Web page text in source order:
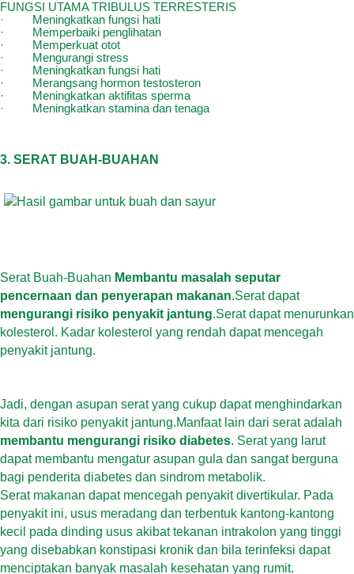
FUNGSI UTAMA TRIBULUS TERRESTERIS
·
Meningkatkan fungsi hati
·
Memperbaiki penglihatan
·
Memperkuat otot
·
Mengurangi stress
·
Meningkatkan fungsi hati
·
Merangsang hormon testosteron
·
Meningkatkan aktifitas sperma
·
Meningkatkan stamina dan tenaga
3. SERAT BUAH-BUAHAN
Serat Buah-Buahan Membantu masalah seputar
pencernaan dan penyerapan makanan.Serat dapat
mengurangi risiko penyakit jantung.Serat dapat menurunkan
kolesterol. Kadar kolesterol yang rendah dapat mencegah
penyakit jantung.
Jadi, dengan asupan serat yang cukup dapat menghindarkan
kita dari risiko penyakit jantung.Manfaat lain dari serat adalah
membantu mengurangi risiko diabetes. Serat yang larut
dapat membantu mengatur asupan gula dan sangat berguna
bagi penderita diabetes dan sindrom metabolik.
Serat makanan dapat mencegah penyakit divertikular. Pada
penyakit ini, usus meradang dan terbentuk kantong-kantong
kecil pada dinding usus akibat tekanan intrakolon yang tinggi
yang disebabkan konstipasi kronik dan bila terinfeksi dapat
menciptakan banyak masalah kesehatan yang rumit.